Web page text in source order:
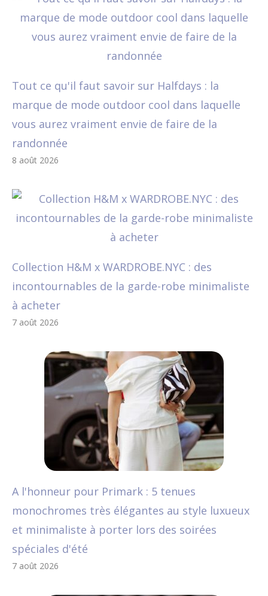
Tout ce qu'il faut savoir sur Halfdays : la
marque de mode outdoor cool dans laquelle
vous aurez vraiment envie de faire de la
randonnée
8 août 2026
Collection H&M x WARDROBE.NYC : des
incontournables de la garde-robe minimaliste
à acheter
7 août 2026
A l'honneur pour Primark : 5 tenues
monochromes très élégantes au style luxueux
et minimaliste à porter lors des soirées
spéciales d'été
7 août 2026